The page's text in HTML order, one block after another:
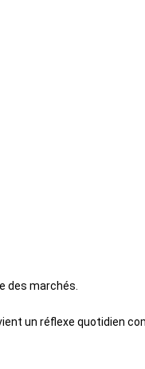
des marchés.
un réflexe quotidien